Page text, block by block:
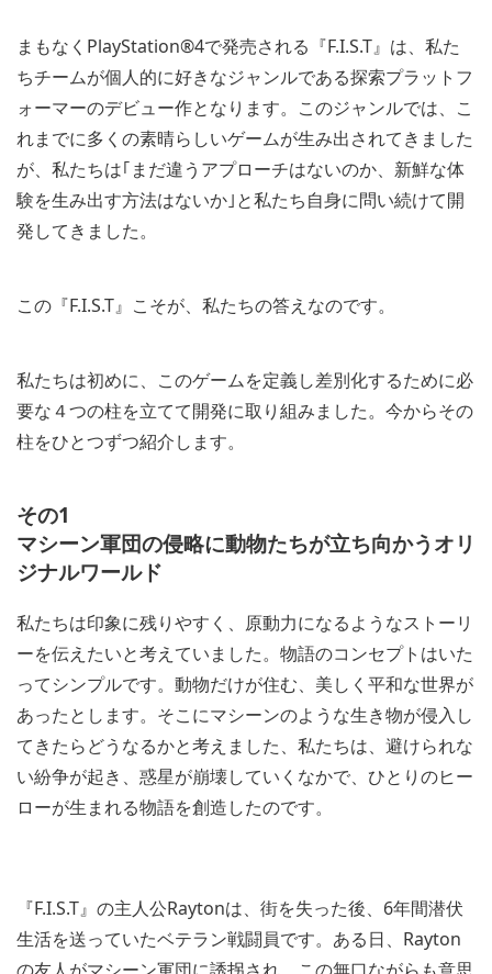
が
登
場！
Video
まもなくPlayStation®4で発売される『F.I.S.T』は、私た
ちチームが個人的に好きなジャンルである探索プラットフ
ォーマーのデビュー作となります。このジャンルでは、こ
れまでに多くの素晴らしいゲームが生み出されてきました
が、私たちは｢まだ違うアプローチはないのか、新鮮な体
験を生み出す方法はないか｣と私たち自身に問い続けて開
発してきました。
この『F.I.S.T』こそが、私たちの答えなのです。
私たちは初めに、このゲームを定義し差別化するために必
要な４つの柱を立てて開発に取り組みました。今からその
柱をひとつずつ紹介します。
その1
マシーン軍団の侵略に動物たちが立ち向かうオリ
ジナルワールド
私たちは印象に残りやすく、原動力になるようなストーリ
ーを伝えたいと考えていました。物語のコンセプトはいた
ってシンプルです。動物だけが住む、美しく平和な世界が
あったとします。そこにマシーンのような生き物が侵入し
てきたらどうなるかと考えました、私たちは、避けられな
い紛争が起き、惑星が崩壊していくなかで、ひとりのヒー
ローが生まれる物語を創造したのです。
『F.I.S.T』の主人公Raytonは、街を失った後、6年間潜伏
生活を送っていたベテラン戦闘員です。ある日、Rayton